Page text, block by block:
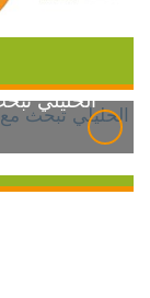
الخليلي